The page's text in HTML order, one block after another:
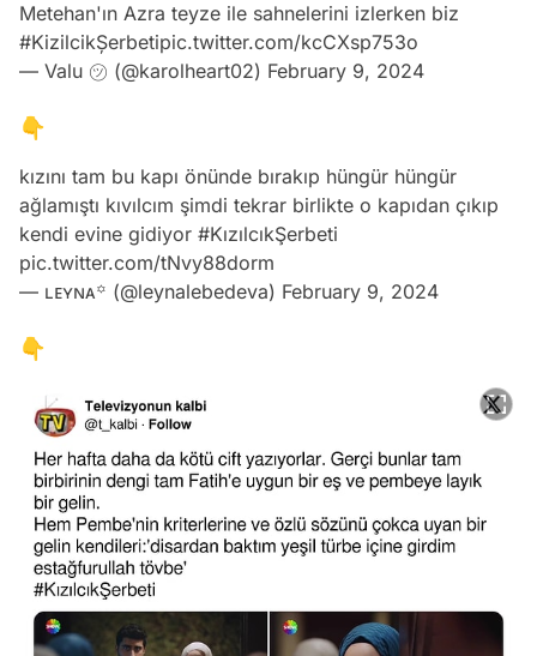
Metehan'ın Azra teyze ile sahnelerini izlerken biz
#KizilcikȘerbetipic.twitter.com/kcCXsp753o
— Valu ㋡ (@karolheart02) February 9, 2024
👇
kızını tam bu kapı önünde bırakıp hüngür hüngür
ağlamıştı kıvılcım şimdi tekrar birlikte o kapıdan çıkıp
kendi evine gidiyor #KızılcıkŞerbeti
pic.twitter.com/tNvy88dorm
— ʟᴇʏɴᴀ꙳ (@leynalebedeva) February 9, 2024
👇